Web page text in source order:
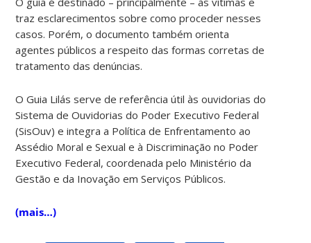
traz esclarecimentos sobre como proceder nesses
casos. Porém, o documento também orienta
agentes públicos a respeito das formas corretas de
tratamento das denúncias.
O Guia Lilás serve de referência útil às ouvidorias do
Sistema de Ouvidorias do Poder Executivo Federal
(SisOuv) e integra a Política de Enfrentamento ao
Assédio Moral e Sexual e à Discriminação no Poder
Executivo Federal, coordenada pelo Ministério da
Gestão e da Inovação em Serviços Públicos.
(mais…)